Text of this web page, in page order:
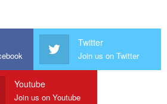
Twitter
Join us on Twitter
Youtube
Join us on Youtube